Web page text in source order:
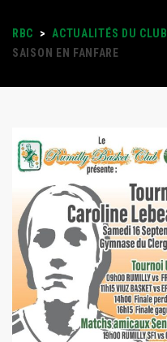
RBC > ACTUALITÉS DU CLUB
SAISON EN FANFARE